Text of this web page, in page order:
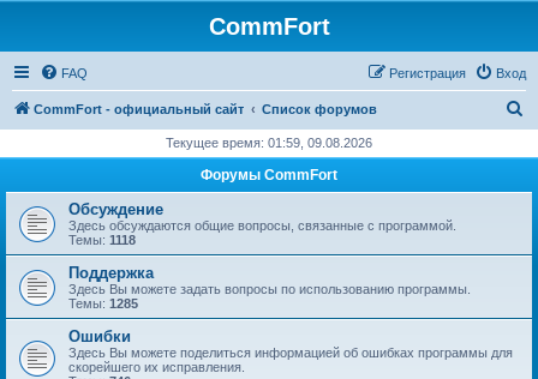
CommFort
FAQ Вход
Регистрация
CommFort - официальный сайт Список форумов
с
Текущее время: 01:59, 09.08.2026
Форумы CommFort
Обсуждение
Здесь обсуждаются общие вопросы, связанные с программой.
Темы: 1118
Поддержка
Здесь Вы можете задать вопросы по использованию программы.
Темы: 1285
Ошибки
Здесь Вы можете поделиться информацией об ошибках программы для
скорейшего их исправления.